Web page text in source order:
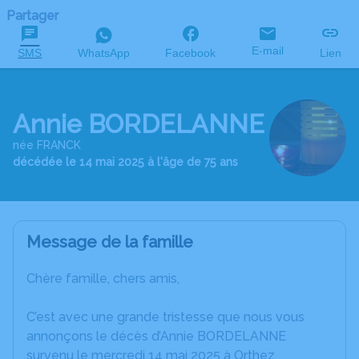
Partager
SMS WhatsApp Facebook E-mail Lien
Annie BORDELANNE
née FRANCK
décédée le 14 mai 2025 à l'âge de 75 ans
Message de la famille
Chère famille, chers amis,
C’est avec une grande tristesse que nous vous
annonçons le décès d’Annie BORDELANNE
survenu le mercredi 14 mai 2025 à Orthez.